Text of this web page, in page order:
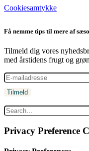
Cookiesamtykke
Få nemme tips til mere af
Tilmeld dig vores
med årstidens frugt og
Privacy Preference